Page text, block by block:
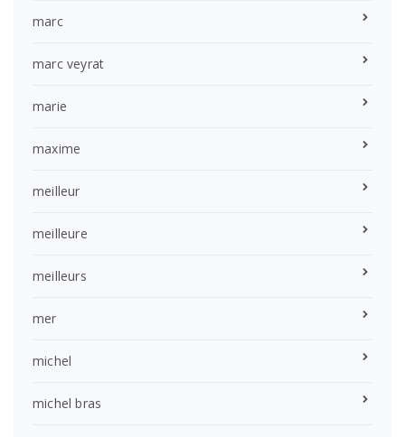
marc
marc veyrat
marie
maxime
meilleur
meilleure
meilleurs
mer
michel
michel bras